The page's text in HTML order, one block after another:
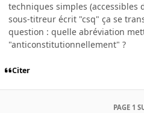
techniques simples (accessibles
sous-titreur écrit "csq" ça se
question : quelle abréviation
"anticonstitutionnellement" ?
Citer
PAGE 1